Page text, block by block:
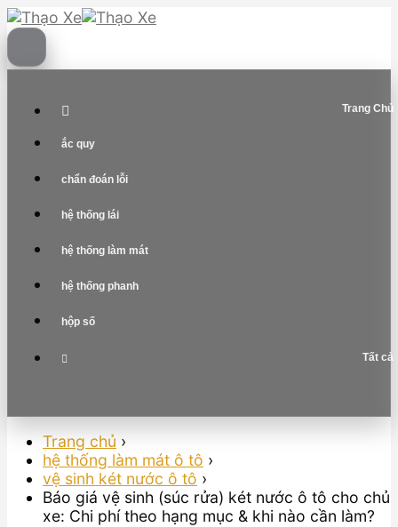
Skip
to
content
Trang Chủ
ắc quy
chẩn đoán lỗi
hệ thống lái
hệ thống làm mát
hệ thống phanh
hộp số
Tất cả
Trang chủ ›
hệ thống làm mát ô tô ›
vệ sinh két nước ô tô ›
Báo giá vệ sinh (súc rửa) két nước ô tô cho chủ
xe: Chi phí theo hạng mục & khi nào cần làm?